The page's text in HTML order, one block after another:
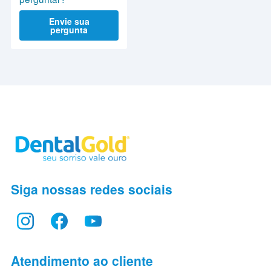
Envie sua
pergunta
Siga nossas redes sociais
Atendimento ao cliente